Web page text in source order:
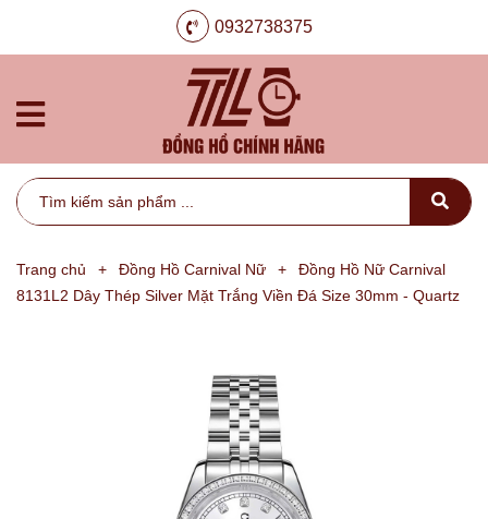
0932738375
Trang chủ + Đồng Hồ Carnival Nữ +
Đồng Hồ Nữ Carnival
8131L2 Dây Thép Silver Mặt Trắng Viền Đá Size 30mm - Quartz